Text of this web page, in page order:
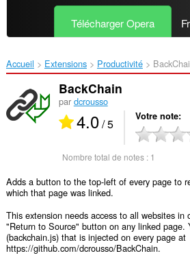
Télécharger Opera
Accueil Extensions Productivité
BackChain
par dcrousso
4.0/ 5 Votre note
Nombre total de notes : 1
Adds a button to the top-left of every page to
which that page was linked.
This extension needs access to all websites
"Return to Source" button on any linked page.
(backchain.js) that is injected on every page at
https://github.com/dcrousso/BackChain.